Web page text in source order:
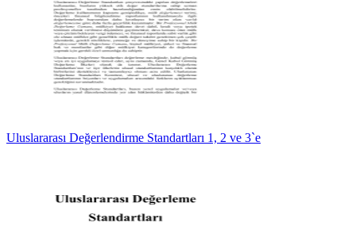
Uluslararası Değerlendirme Standartları 1, 2 ve 3`e